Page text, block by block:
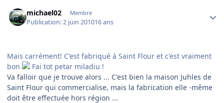
michael02 Membre
Publication:2 juin 201016 ans
Mais carrément! C'est fabriqué à Saint Flour et c'est vraiment
bon
Fai tot petar miladiu !
Va falloir que je trouve alors ... C'est bien la maison Juhles de
Saint Flour qui commercialise, mais la fabrication elle -même
doit être effectuée hors région ...